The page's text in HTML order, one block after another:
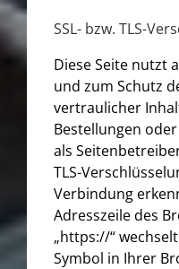
SSL- bzw. TLS-
Diese Seite nutzt
und zum Schutz
vertraulicher
Bestellungen
als
TLS-
Verbindung
Adresszeile des
„https://“
Symbol in Ihrer